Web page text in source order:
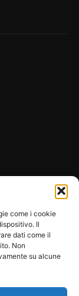
come i cookie
Il
dati come il
Non
su alcune